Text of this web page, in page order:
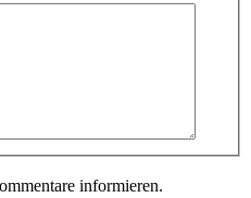
informieren.